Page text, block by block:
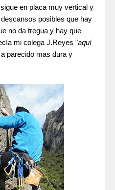
en placa muy vertical y
posibles que hay
no da tregua y hay que
mi colega J.Reyes "aquí
parecido mas dura y